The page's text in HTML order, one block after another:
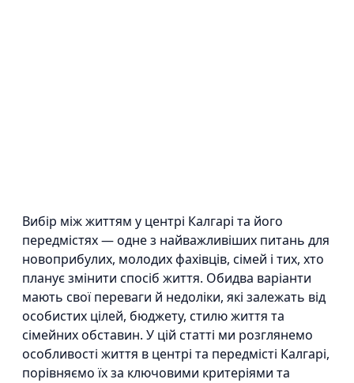
Вибір між життям у центрі Калгарі та його
передмістях — одне з найважливіших питань для
новоприбулих, молодих фахівців, сімей і тих, хто
планує змінити спосіб життя. Обидва варіанти
мають свої переваги й недоліки, які залежать від
особистих цілей, бюджету, стилю життя та
сімейних обставин. У цій статті ми розглянемо
особливості життя в центрі та передмісті Калгарі,
порівняємо їх за ключовими критеріями та